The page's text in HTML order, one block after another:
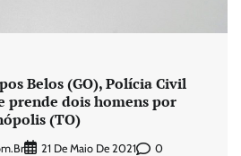
Belos (GO), Polícia Civil
prende dois homens por
(TO)
21 De Maio De 2021 0